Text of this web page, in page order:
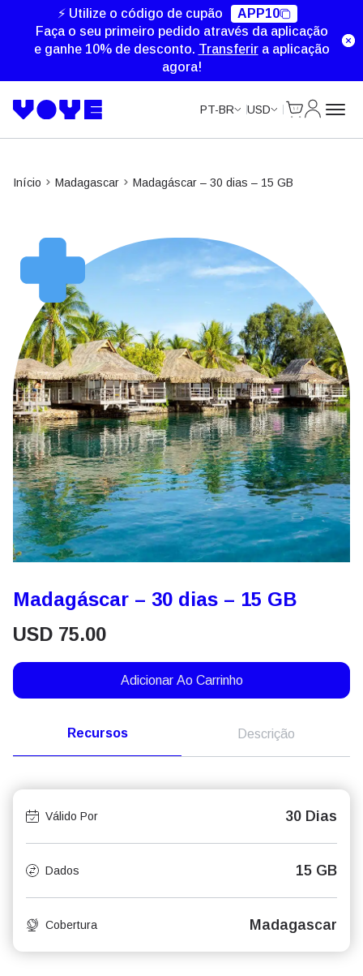
⚡ Utilize o código de cupão
APP10
Faça o seu primeiro pedido através da aplicação
e ganhe 10% de desconto. Transferira aplicação
agora!
PT-BR USD
Início Madagascar Madagáscar – 30 dias – 15 GB
Madagáscar – 30 dias – 15 GB
USD 75.00
Adicionar Ao Carrinho
Recursos Descrição
Válido Por 30 Dias
Dados 15 GB
Cobertura Madagascar